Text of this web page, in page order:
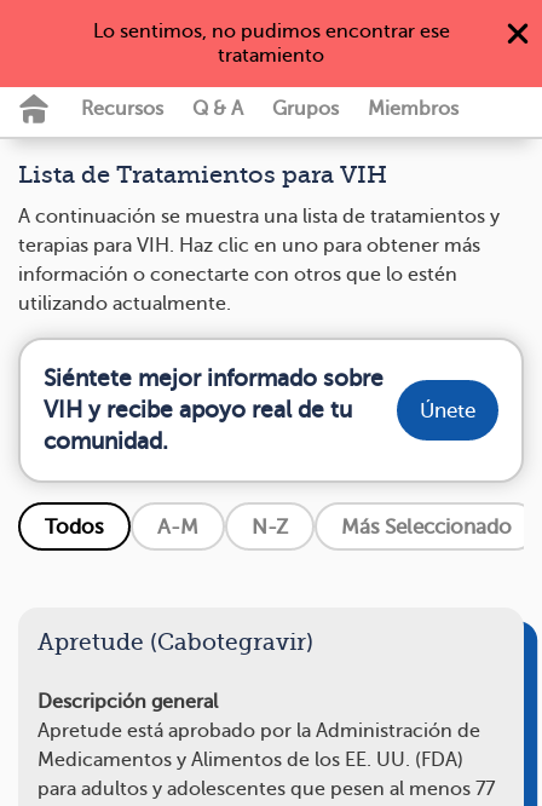
Lo sentimos, no pudimos encontrar ese
tratamiento
myHIVteam
English
Recursos Q & A Grupos Miembros
Lista de Tratamientos para VIH
A continuación se muestra una lista de tratamientos y
terapias para VIH. Haz clic en uno para obtener más
información o conectarte con otros que lo estén
utilizando actualmente.
Siéntete mejor informado sobre
VIH y recibe apoyo real de tu
comunidad.
Únete
Todos A-M N-Z Más Seleccionado
Apretude (Cabotegravir)
Descripción general
Apretude está aprobado por la Administración de
Medicamentos y Alimentos de los EE. UU. (FDA)
para adultos y adolescentes que pesen al menos 77